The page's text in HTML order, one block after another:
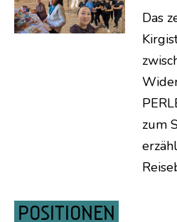
Das
zum
POSITIONEN